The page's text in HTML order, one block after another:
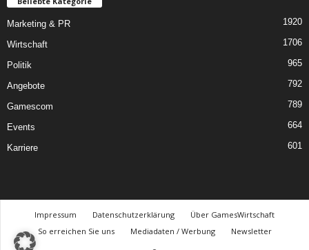
Marketing & PR 1920
Wirtschaft 1706
Politik 965
Angebote 792
Gamescom 789
Events 664
Karriere 601
Impressum Datenschutzerklärung
Über GamesWirtschaft
So erreichen Sie uns
Mediadaten / Werbung
Newsletter